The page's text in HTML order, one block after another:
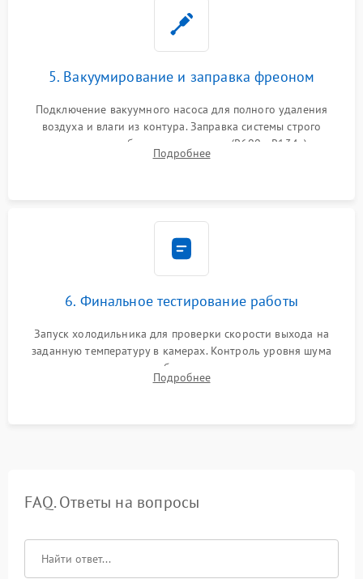
5. Вакуумирование и заправка фреоном
Подключение вакуумного насоса для полного удаления
воздуха и влаги из контура. Заправка системы строго
дозированным объемом хладагента (R600a, R134a) по
электронным весам. Контроль рабочего давления в системе.
Подробнее
6. Финальное тестирование работы
Запуск холодильника для проверки скорости выхода на
заданную температуру в камерах. Контроль уровня шума
компрессора, отсутствия обмерзания стенок и корректного
срабатывания системы автоматической оттайки.
Подробнее
FAQ. Ответы на вопросы